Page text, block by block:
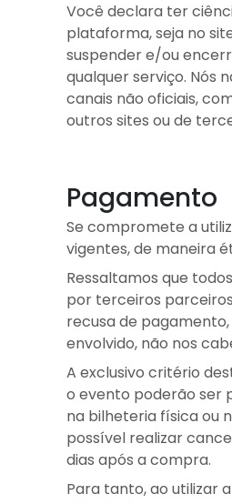
Você declara ter
plataforma, seja no
suspender e/ou
qualquer serviço. Nós
canais não oficiais,
outros sites ou de
Pagamento
Se compromete a
vigentes, de maneira
Ressaltamos que
por terceiros
recusa de
envolvido, não nos
A exclusivo critério
o evento poderão ser
na bilheteria física ou
possível realizar
dias após a compra.
Para tanto, ao utilizar